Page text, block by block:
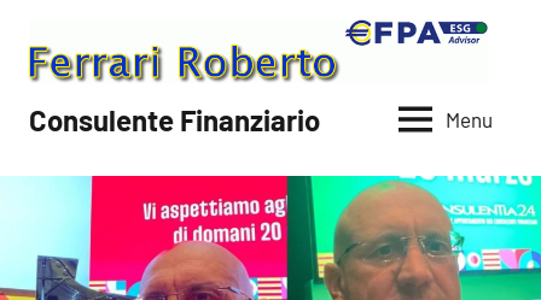
contenuto
Consulente Finanziario Menu